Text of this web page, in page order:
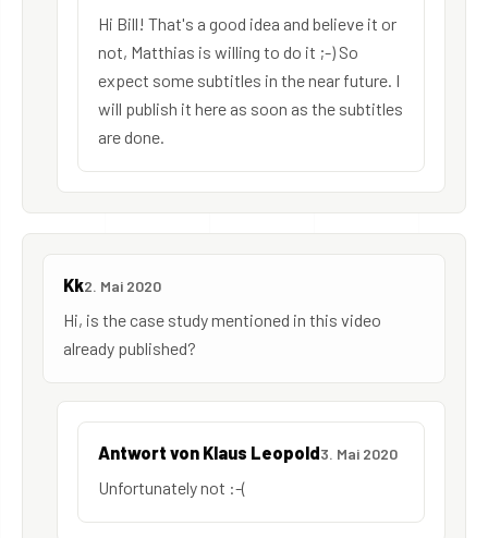
Hi Bill! That's a good idea and believe it or
not, Matthias is willing to do it ;-) So
expect some subtitles in the near future. I
will publish it here as soon as the subtitles
are done.
Kk2. Mai 2020
Hi, is the case study mentioned in this video
already published?
Antwort von Klaus Leopold3. Mai 2020
Unfortunately not :-(